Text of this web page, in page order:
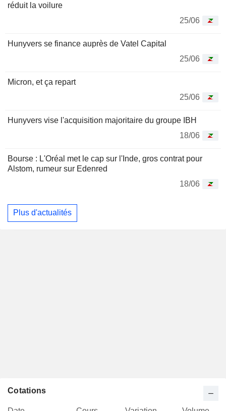
réduit la voilure
25/06
Hunyvers se finance auprès de Vatel Capital
25/06
Micron, et ça repart
25/06
Hunyvers vise l'acquisition majoritaire du groupe IBH
18/06
Bourse : L'Oréal met le cap sur l'Inde, gros contrat pour
Alstom, rumeur sur Edenred
18/06
Plus d'actualités
Cotations